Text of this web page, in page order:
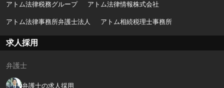
アトム法律税務グループ アトム法律情報株式会社
アトム法律事務所弁護士法人 アトム相続税理士事務所
求人採用
弁護士
弁護士の求人採用